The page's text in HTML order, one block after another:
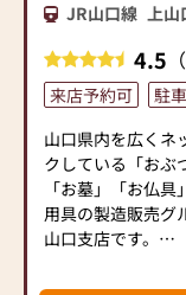
JR山口線 上山
4.5 （
来店予約可
駐
山口県内を広くネ
クしている「おぶ
「お墓」「お仏具
用具の製造販売グ
山口支店です。
に店舗が有ります